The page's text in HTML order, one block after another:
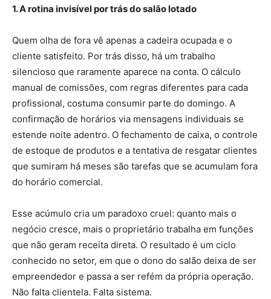
1. A rotina invisível por trás do salão lotado
Quem olha de fora vê apenas a cadeira ocupada e o
cliente satisfeito. Por trás disso, há um trabalho
silencioso que raramente aparece na conta. O cálculo
manual de comissões, com regras diferentes para cada
profissional, costuma consumir parte do domingo. A
confirmação de horários via mensagens individuais se
estende noite adentro. O fechamento de caixa, o controle
de estoque de produtos e a tentativa de resgatar clientes
que sumiram há meses são tarefas que se acumulam fora
do horário comercial.
Esse acúmulo cria um paradoxo cruel: quanto mais o
negócio cresce, mais o proprietário trabalha em funções
que não geram receita direta. O resultado é um ciclo
conhecido no setor, em que o dono do salão deixa de ser
empreendedor e passa a ser refém da própria operação.
Não falta clientela. Falta sistema.